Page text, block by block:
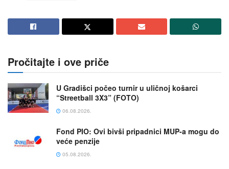
Pročitajte i ove priče
U Gradišci počeo turnir u uličnoj košarci
“Streetball 3X3” (FOTO)
06.08.2026.
Fond PIO: Ovi bivši pripadnici MUP-a mogu do
veće penzije
05.08.2026.